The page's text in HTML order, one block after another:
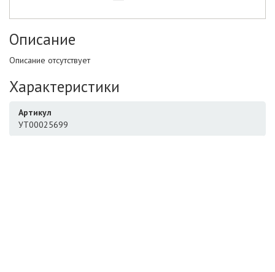
Описание
Описание отсутствует
Характеристики
Артикул
УТ00025699